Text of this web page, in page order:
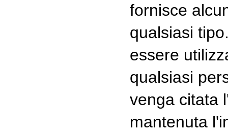
fornisce
qualsiasi
essere
qualsiasi
venga citata
mantenuta